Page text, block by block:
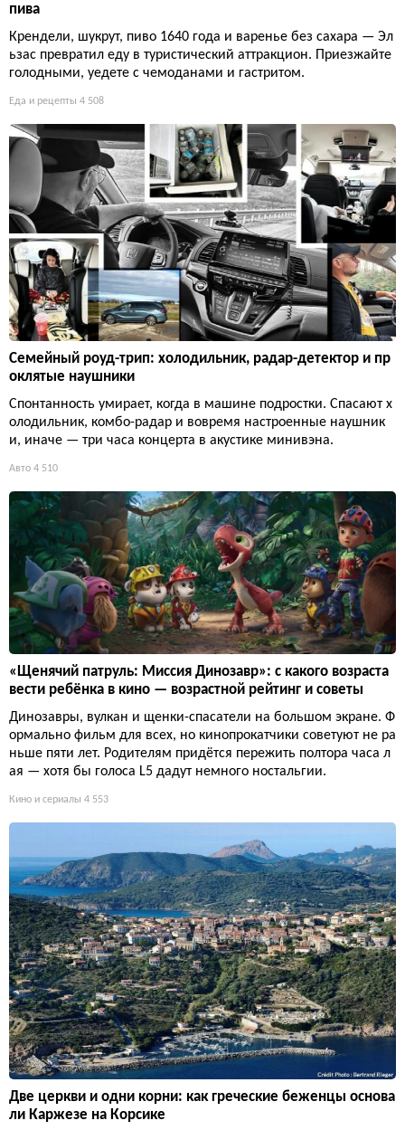
пива
Крендели, шукрут, пиво 1640 года и варенье без сахара — Эл
ьзас превратил еду в туристический аттракцион. Приезжайте
голодными, уедете с чемоданами и гастритом.
Еда и рецепты 4 508
Семейный роуд-трип: холодильник, радар-детектор и пр
оклятые наушники
Спонтанность умирает, когда в машине подростки. Спасают х
олодильник, комбо-радар и вовремя настроенные наушник
и, иначе — три часа концерта в акустике минивэна.
Авто 4 510
«Щенячий патруль: Миссия Динозавр»: с какого возраста
вести ребёнка в кино — возрастной рейтинг и советы
Динозавры, вулкан и щенки-спасатели на большом экране. Ф
ормально фильм для всех, но кинопрокатчики советуют не ра
ньше пяти лет. Родителям придётся пережить полтора часа л
ая — хотя бы голоса L5 дадут немного ностальгии.
Кино и сериалы 4 553
Две церкви и одни корни: как греческие беженцы основа
ли Каржезе на Корсике